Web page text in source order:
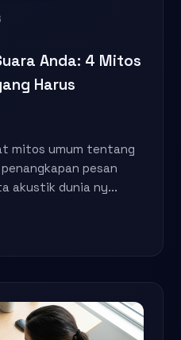
Anda: 4 Mitos
Harus
mitos umum tentang
pesan
akustik dunia ny...